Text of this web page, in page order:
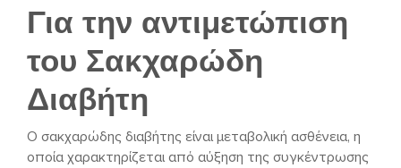
Για την αντιμετώπιση
του Σακχαρώδη
Διαβήτη
Ο σακχαρώδης διαβήτης είναι μεταβολική ασθένεια, η
οποία χαρακτηρίζεται από αύξηση της συγκέντρωσης